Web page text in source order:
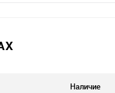
Наличие